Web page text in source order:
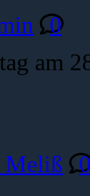
0
am
Meliß